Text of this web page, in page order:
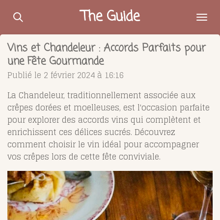
Passer
contenu
principal
The Guide
Vins et Chandeleur : Accords Parfaits pour
une Fête Gourmande
Publié le 2 février 2024 à 16:16
La Chandeleur, traditionnellement associée aux
crêpes dorées et moelleuses, est l'occasion parfaite
pour explorer des accords vins qui complètent et
enrichissent ces délices sucrés. Découvrez
comment choisir le vin idéal pour accompagner
vos crêpes lors de cette fête conviviale.